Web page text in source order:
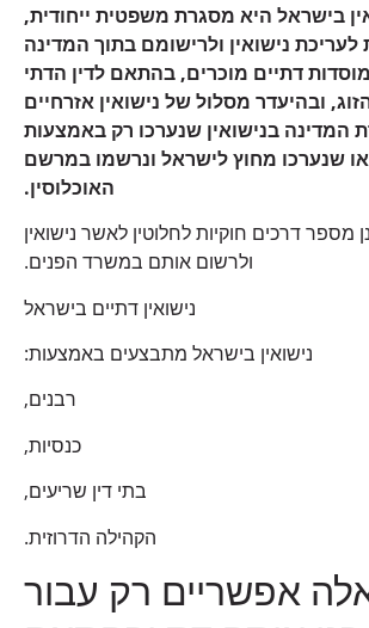
בישראל היא מסגרת משפטית ייחודית,
נישואין ולרישומם בתוך המדינה
דתיים מוכרים, בהתאם לדין הדתי
ובהיעדר מסלול של נישואין אזרחיים
המדינה בנישואין שנערכו רק באמצעות
שנערכו מחוץ לישראל ונרשמו במרשם
האוכלוסין.
דרכים חוקיות לחלוטין לאשר נישואין
ולרשום אותם במשרד הפנים.
נישואין דתיים בישראל
נישואין בישראל מתבצעים באמצעות:
רבנים,
כנסיות,
בתי דין שריעים,
הקהילה הדרוזית.
אלה אפשריים רק עבור